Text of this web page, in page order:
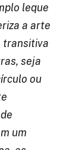
leque
a arte
transitiva
seja
ou
um